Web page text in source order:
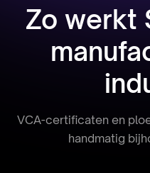
Zo werkt
VCA-certificaten en
handmatig